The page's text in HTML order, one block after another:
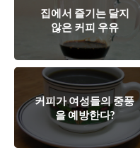
집에서 즐기는 달지
않은 커피 우유
커피가 여성들의 중풍
을 예방한다?